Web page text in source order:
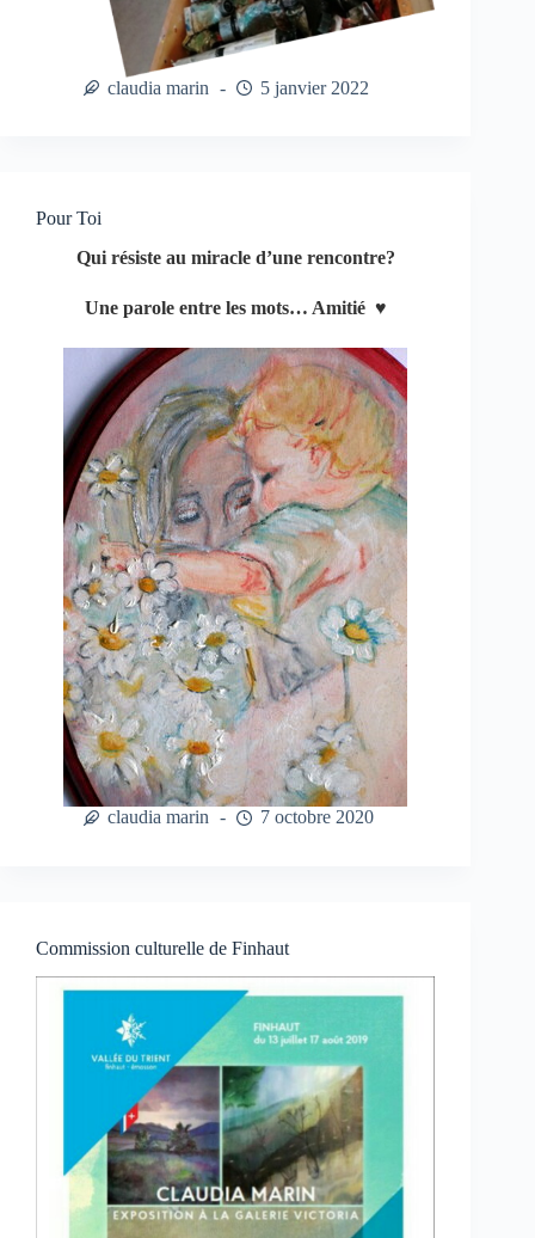
claudia marin 5 janvier 2022
Pour Toi
Qui résiste au miracle d’une rencontre?
Une parole entre les mots… Amitié ♥
claudia marin 7 octobre 2020
Commission culturelle de Finhaut